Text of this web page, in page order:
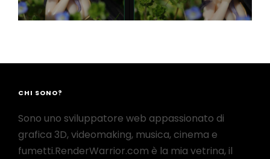
CHI SONO?
Sono uno sviluppatore web appassionato di
grafica 3D, videomaking, musica, cinema e
fumetti.RenderWarrior.com è la mia vetrina, il